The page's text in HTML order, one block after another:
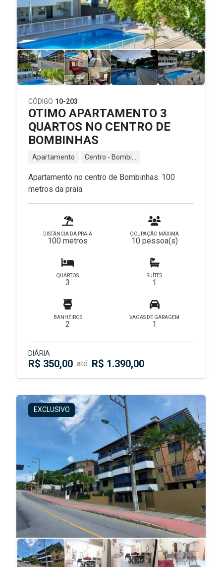
CÓDIGO 10-203
OTIMO APARTAMENTO 3
QUARTOS NO CENTRO DE
BOMBINHAS
Apartamento
Apartamento no centro de Bombinhas. 100
metros da praia.
DISTÂNCIA DA PRAIA
100 metros
OCUPAÇÃO MÁXIMA
10 pessoa(s)
QUARTOS
3
SUÍTES
1
BANHEIROS
2
VAGAS DE GARAGEM
1
DIÁRIA
R$ 350,00 até R$ 1.390,00
EXCLUSIVO